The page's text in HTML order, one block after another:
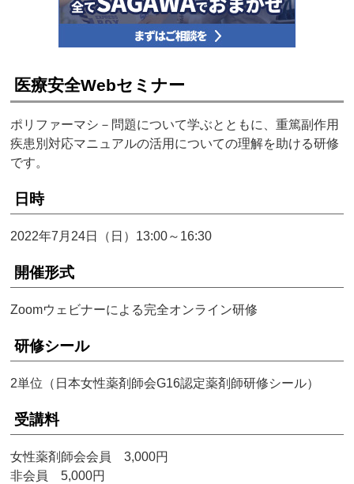
医療安全Webセミナー
ポリファーマシ－問題について学ぶとともに、重篤副作用
疾患別対応マニュアルの活用についての理解を助ける研修
です。
日時
2022年7月24日（日）13:00～16:30
開催形式
Zoomウェビナーによる完全オンライン研修
研修シール
2単位（日本女性薬剤師会G16認定薬剤師研修シール）
受講料
女性薬剤師会会員 3,000円
非会員 5,000円